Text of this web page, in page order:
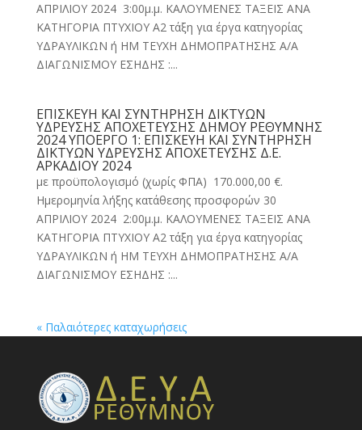
ΑΠΡΙΛΙΟΥ 2024 3:00μ.μ. ΚΑΛΟΥΜΕΝΕΣ ΤΑΞΕΙΣ ΑΝΑ
ΚΑΤΗΓΟΡΙΑ ΠΤΥΧΙΟΥ Α2 τάξη για έργα κατηγορίας
ΥΔΡΑΥΛΙΚΩΝ ή ΗΜ ΤΕΥΧΗ ΔΗΜΟΠΡΑΤΗΣΗΣ Α/Α
ΔΙΑΓΩΝΙΣΜΟΥ ΕΣΗΔΗΣ :...
ΕΠΙΣΚΕΥΗ ΚΑΙ ΣΥΝΤΗΡΗΣΗ ΔΙΚΤΥΩΝ
ΥΔΡΕΥΣΗΣ ΑΠΟΧΕΤΕΥΣΗΣ ΔΗΜΟΥ ΡΕΘΥΜΝΗΣ
2024 ΥΠΟΕΡΓΟ 1: ΕΠΙΣΚΕΥΗ ΚΑΙ ΣΥΝΤΗΡΗΣΗ
ΔΙΚΤΥΩΝ ΥΔΡΕΥΣΗΣ ΑΠΟΧΕΤΕΥΣΗΣ Δ.Ε.
ΑΡΚΑΔΙΟΥ 2024
με προϋπολογισμό (χωρίς ΦΠΑ) 170.000,00 €.
Ημερομηνία λήξης κατάθεσης προσφορών 30
ΑΠΡΙΛΙΟΥ 2024 2:00μ.μ. ΚΑΛΟΥΜΕΝΕΣ ΤΑΞΕΙΣ ΑΝΑ
ΚΑΤΗΓΟΡΙΑ ΠΤΥΧΙΟΥ Α2 τάξη για έργα κατηγορίας
ΥΔΡΑΥΛΙΚΩΝ ή ΗΜ ΤΕΥΧΗ ΔΗΜΟΠΡΑΤΗΣΗΣ Α/Α
ΔΙΑΓΩΝΙΣΜΟΥ ΕΣΗΔΗΣ :...
« Παλαιότερες καταχωρήσεις